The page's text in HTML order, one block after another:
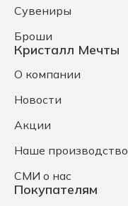
Сувениры
Броши
Кристалл Мечты
О компании
Новости
Акции
Наше производство
СМИ о нас
Покупателям